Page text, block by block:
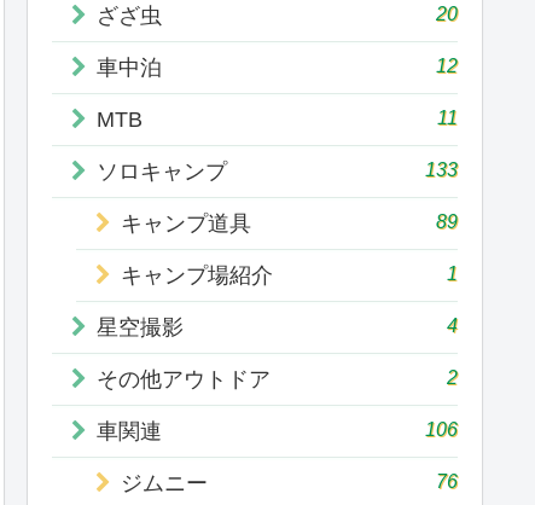
ざざ虫 20
車中泊 12
MTB 11
ソロキャンプ 133
キャンプ道具 89
キャンプ場紹介 1
星空撮影 4
その他アウトドア 2
車関連 106
ジムニー 76